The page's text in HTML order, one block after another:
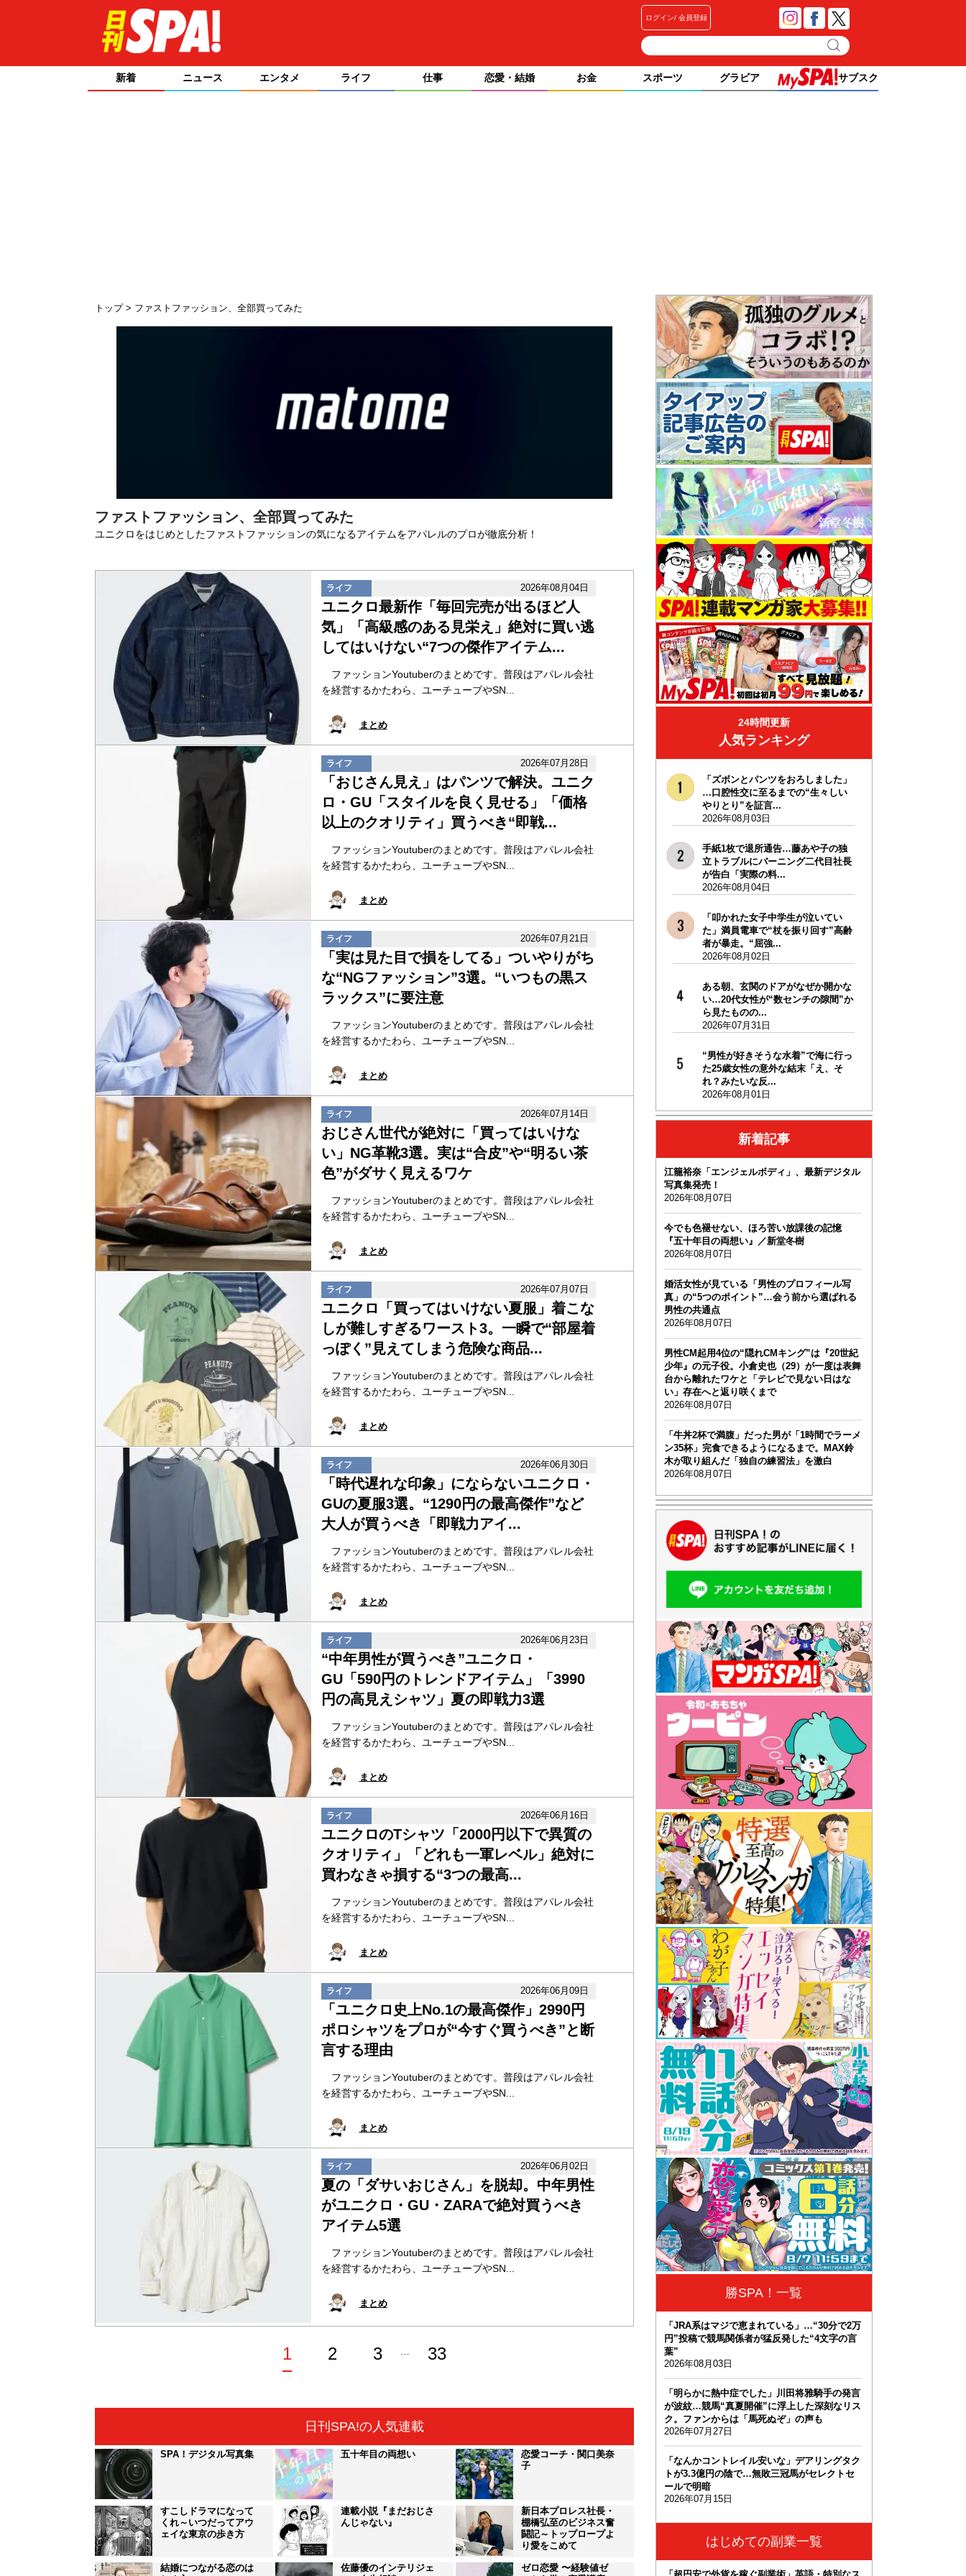
ログイン 会員登録
新着 ニュース エンタメ ライフ 仕事 恋愛・結婚 お金 スポーツ グラビア サブスク
トップ ファストファッション、全部買ってみた
ファストファッション、全部買ってみた
ユニクロをはじめとしたファストファッションの気になるアイテムをアパレルのプロが徹底分析！
ライフ 2026年08月04日
ユニクロ最新作「毎回完売が出るほど人
気」「高級感のある見栄え」絶対に買い逃
してはいけない“7つの傑作アイテム...
ファッションYoutuberのまとめです。普段はアパレル会社
を経営するかたわら、ユーチューブやSN...
まとめ
ライフ 2026年07月28日
「おじさん見え」はパンツで解決。ユニク
ロ・GU「スタイルを良く見せる」「価格
以上のクオリティ」買うべき“即戦...
ファッションYoutuberのまとめです。普段はアパレル会社
を経営するかたわら、ユーチューブやSN...
まとめ
ライフ 2026年07月21日
「実は見た目で損をしてる」ついやりがち
な“NGファッション”3選。“いつもの黒ス
ラックス”に要注意
ファッションYoutuberのまとめです。普段はアパレル会社
を経営するかたわら、ユーチューブやSN...
まとめ
ライフ 2026年07月14日
おじさん世代が絶対に「買ってはいけな
い」NG革靴3選。実は“合皮”や“明るい茶
色”がダサく見えるワケ
ファッションYoutuberのまとめです。普段はアパレル会社
を経営するかたわら、ユーチューブやSN...
まとめ
ライフ 2026年07月07日
ユニクロ「買ってはいけない夏服」着こな
しが難しすぎるワースト3。一瞬で“部屋着
っぽく”見えてしまう危険な商品...
ファッションYoutuberのまとめです。普段はアパレル会社
を経営するかたわら、ユーチューブやSN...
まとめ
ライフ 2026年06月30日
「時代遅れな印象」にならないユニクロ・
GUの夏服3選。“1290円の最高傑作”など
大人が買うべき「即戦力アイ...
ファッションYoutuberのまとめです。普段はアパレル会社
を経営するかたわら、ユーチューブやSN...
まとめ
ライフ 2026年06月23日
“中年男性が買うべき”ユニクロ・
GU「590円のトレンドアイテム」「3990
円の高見えシャツ」夏の即戦力3選
ファッションYoutuberのまとめです。普段はアパレル会社
を経営するかたわら、ユーチューブやSN...
まとめ
ライフ 2026年06月16日
ユニクロのTシャツ「2000円以下で異質の
クオリティ」「どれも一軍レベル」絶対に
買わなきゃ損する“3つの最高...
ファッションYoutuberのまとめです。普段はアパレル会社
を経営するかたわら、ユーチューブやSN...
まとめ
ライフ 2026年06月09日
「ユニクロ史上No.1の最高傑作」2990円
ポロシャツをプロが“今すぐ買うべき”と断
言する理由
ファッションYoutuberのまとめです。普段はアパレル会社
を経営するかたわら、ユーチューブやSN...
まとめ
ライフ 2026年06月02日
夏の「ダサいおじさん」を脱却。中年男性
がユニクロ・GU・ZARAで絶対買うべき
アイテム5選
ファッションYoutuberのまとめです。普段はアパレル会社
を経営するかたわら、ユーチューブやSN...
まとめ
1 2 3 33
日刊SPA!の人気連載
SPA！デジタル写真集 五十年目の両想い
恋愛コーチ・関口美奈
子
すこしドラマになって
くれ～いつだってアウ
ェイな東京の歩き方
連載小説『まだおじさ
んじゃない』
新日本プロレス社長・
棚橋弘至のビジネス奮
闘記～トップロープよ
り愛をこめて
結婚につながる恋のは
佐藤優のインテリジェ
ゼロ恋愛 〜経験値ゼ
24時間更新
人気ランキング
「ズボンとパンツをおろしました」
…口腔性交に至るまでの“生々しい
やりとり”を証言...
2026年08月03日
手紙1枚で退所通告…藤あや子の独
立トラブルにバーニング二代目社長
が告白「実際の料...
2026年08月04日
「叩かれた女子中学生が泣いてい
た」満員電車で“杖を振り回す”高齢
者が暴走。“屈強...
2026年08月02日
ある朝、玄関のドアがなぜか開かな
い…20代女性が“数センチの隙間”か
ら見たものの...
2026年07月31日
“男性が好きそうな水着”で海に行っ
た25歳女性の意外な結末「え、そ
れ？みたいな反...
2026年08月01日
新着記事
江籠裕奈「エンジェルボディ」、最新デジタル
写真集発売！
2026年08月07日
今でも色褪せない、ほろ苦い放課後の記憶
『五十年目の両想い』／新堂冬樹
2026年08月07日
婚活女性が見ている「男性のプロフィール写
真」の“5つのポイント”…会う前から選ばれる
男性の共通点
2026年08月07日
男性CM起用4位の“隠れCMキング”は『20世紀
少年』の元子役。小倉史也（29）が一度は表舞
台から離れたワケと「テレビで見ない日はな
い」存在へと返り咲くまで
2026年08月07日
「牛丼2杯で満腹」だった男が「1時間でラーメ
ン35杯」完食できるようになるまで。MAX鈴
木が取り組んだ「独自の練習法」を激白
2026年08月07日
勝SPA！一覧
「JRA系はマジで恵まれている」…“30分で2万
円”投稿で競馬関係者が猛反発した“4文字の言
葉”
2026年08月03日
「明らかに熱中症でした」川田将雅騎手の発言
が波紋…競馬“真夏開催”に浮上した深刻なリス
ク。ファンからは「馬死ぬぞ」の声も
2026年07月27日
「なんかコントレイル安いな」デアリングタク
トが3.3億円の陰で…無敗三冠馬がセレクトセ
ールで明暗
2026年07月15日
はじめての副業一覧